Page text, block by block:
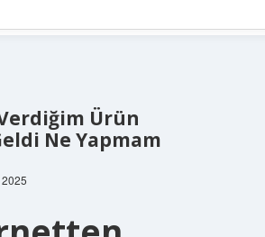
Ürün
Ne Yapmam